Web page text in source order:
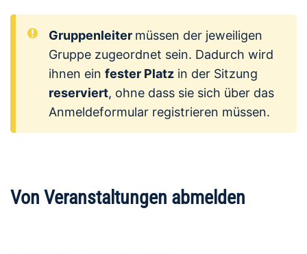
Gruppenleiter müssen der jeweiligen
Gruppe zugeordnet sein. Dadurch wird
ihnen ein fester Platz in der Sitzung
reserviert, ohne dass sie sich über das
Anmeldeformular registrieren müssen.
Von Veranstaltungen abmelden